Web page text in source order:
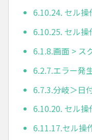
6.10.24. セル操
6.10.25. セル操
6.1.8.画面 > ス
6.2.7.エラー発
6.7.3.分岐＞日
6.10.20. セル
6.11.17.セル操